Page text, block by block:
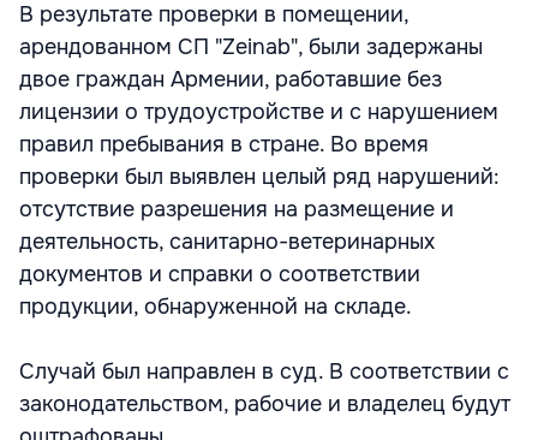
В результате проверки в помещении,
арендованном СП "Zeinab", были задержаны
двое граждан Армении, работавшие без
лицензии о трудоустройстве и с нарушением
правил пребывания в стране. Во время
проверки был выявлен целый ряд нарушений:
отсутствие разрешения на размещение и
деятельность, санитарно-ветеринарных
документов и справки о соответствии
продукции, обнаруженной на складе.
Случай был направлен в суд. В соответствии с
законодательством, рабочие и владелец будут